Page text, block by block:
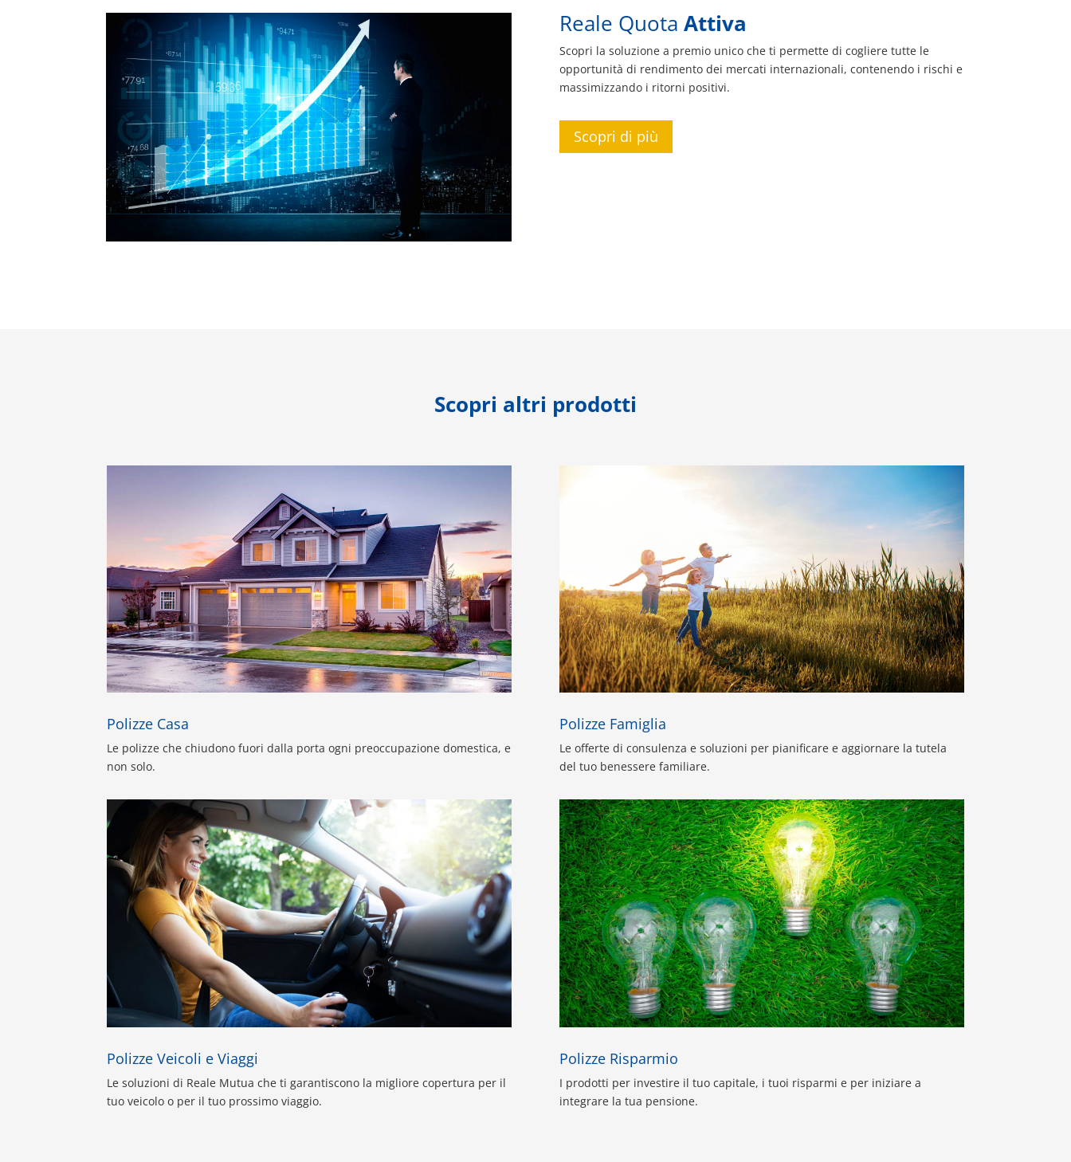
Reale Quota Attiva
Scopri la soluzione a premio unico che ti permette di cogliere tutte le
opportunità di rendimento dei mercati internazionali, contenendo i rischi e
massimizzando i ritorni positivi.
Scopri di più
Scopri altri prodotti
Polizze Casa
Le polizze che chiudono fuori dalla porta ogni preoccupazione domestica, e
non solo.
Polizze Veicoli e Viaggi
Le soluzioni di Reale Mutua che ti garantiscono la migliore copertura per il
tuo veicolo o per il tuo prossimo viaggio.
Polizze Famiglia
Le offerte di consulenza e soluzioni per pianificare e aggiornare la tutela
del tuo benessere familiare.
Polizze Risparmio
I prodotti per investire il tuo capitale, i tuoi risparmi e per iniziare a
integrare la tua pensione.